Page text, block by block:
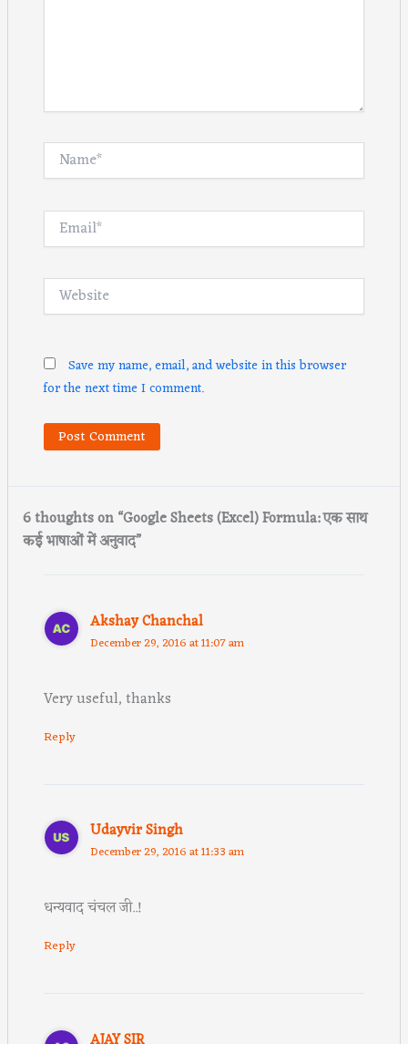
Name*
Email*
Website
Save my name, email, and website in this browser
for the next time I comment.
6 thoughts on “Google Sheets (Excel) Formula: एक साथ
कई भाषाओं में अनुवाद”
Akshay Chanchal
December 29, 2016 at 11:07 am
Very useful, thanks
Reply
Udayvir Singh
December 29, 2016 at 11:33 am
धन्यवाद चंचल जी..!
Reply